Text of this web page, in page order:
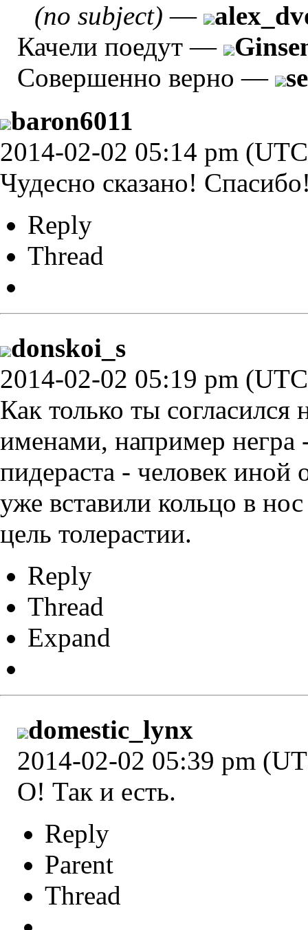
(no subject) —
Качели поедут—
Совершенно верно—
baron6011
2014-02-02 05:14 pm
Чудесно сказано!
Reply
Thread
donskoi_s
2014-02-02 05:19 pm
Как только ты
именами, например
пидераста - человек иной
уже вставили кольцо в
цель толерастии.
Reply
Thread
Expand
domestic_lynx
2014-02-02 05:39 pm
О! Так и есть.
Reply
Parent
Thread